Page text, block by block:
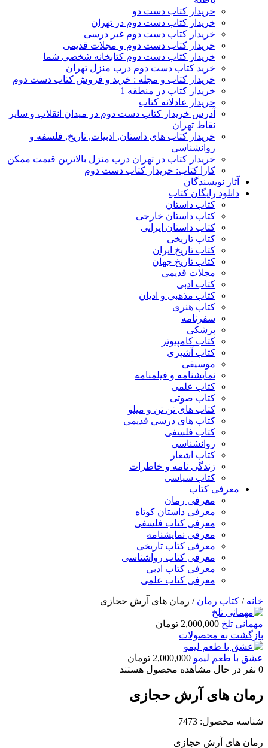
خریدار کتاب دست دو
خریدار کتاب دست دوم در تهران
خریدار کتاب دست دوم غیر درسی
خریدار کتاب دست دوم و مجلات قدیمی
خریدار کتاب دست دوم کتابخانه شخصی شما
خرید کتاب دست دوم درب منزل تهران
خریدار کتاب و مجله : خرید و فروش کتاب دست دوم
خریدار کتاب در منطقه 1
خریدار عادلانه کتاب
آدرس خریدار کتاب دست دوم در میدان انقلاب و سایر
نقاط تهران
خریدار کتاب های داستان, ادبیات, تاریخ, فلسفه و
روانشناسی
خریدار کتاب در تهران درب منزل بالاترین قیمت ممکن
کارا کتاب: خریدار کتاب دست دوم
آثار نویسندگان
دانلود رایگان کتاب
کتاب داستان
کتاب داستان خارجی
کتاب داستان ایرانی
کتاب تاریخی
کتاب تاریخ ایران
کتاب تاریخ جهان
مجلات قدیمی
کتاب ادبی
کتاب مذهبی و ادیان
کتاب هنری
سفرنامه
پزشکی
کتاب کامپیوتر
کتاب آشپزی
موسیقی
نمایشنامه و فیلمنامه
کتاب علمی
کتاب صوتی
کتاب های تن تن و میلو
کتاب های درسی قدیمی
کتاب فلسفی
روانشناسی
کتاب اشعار
زندگی نامه و خاطرات
کتاب سیاسی
معرفی کتاب
معرفی رمان
معرفی داستان کوتاه
معرفی کتاب فلسفی
معرفی نمایشنامه
معرفی کتاب تاریخی
معرفی کتاب رواشناسی
معرفی کتاب ادبی
معرفی کتاب علمی
خانه/ کتاب رمان/ رمان های آرش حجازی
مهمانی تلخ 2,000,000 تومان
بازگشت به محصولات
عشق با طعم لیمو 2,000,000 تومان
0 نفر در حال مشاهده محصول هستند
رمان های آرش حجازی
شناسه محصول: 7473
رمان های آرش حجازی